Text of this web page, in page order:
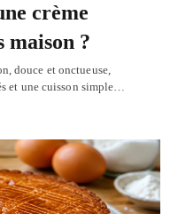
crème
maison ?
douce et onctueuse,
et une cuisson simple…